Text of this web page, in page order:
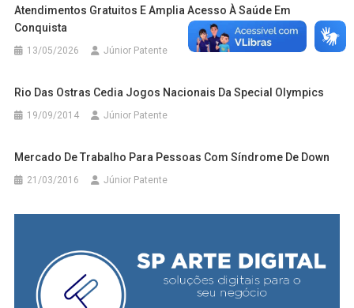
Atendimentos Gratuitos E Amplia Acesso À Saúde Em
Conquista
13/05/2026 Júnior Patente
Rio Das Ostras Cedia Jogos Nacionais Da Special Olympics
19/09/2014 Júnior Patente
Mercado De Trabalho Para Pessoas Com Síndrome De Down
21/03/2016 Júnior Patente